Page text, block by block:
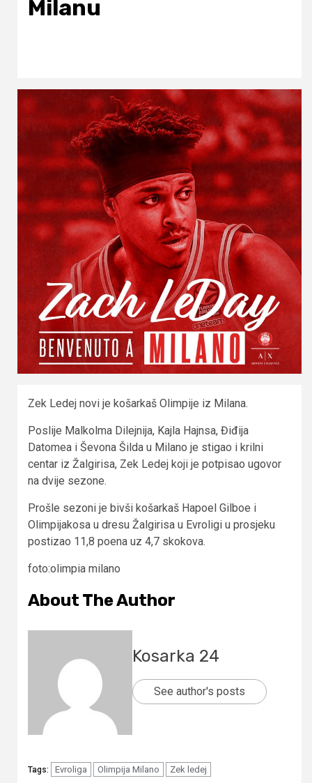
Milanu
Zek Ledej novi je košarkaš Olimpije iz Milana.
Poslije Malkolma Dilejnija, Kajla Hajnsa, Điđija
Datomea i Ševona Šilda u Milano je stigao i krilni
centar iz Žalgirisa, Zek Ledej koji je potpisao ugovor
na dvije sezone.
Prošle sezoni je bivši košarkaš Hapoel Gilboe i
Olimpijakosa u dresu Žalgirisa u Evroligi u prosjeku
postizao 11,8 poena uz 4,7 skokova.
foto:olimpia milano
About The Author
Kosarka 24
See author's posts
Tags: Evroliga Olimpija Milano Zek ledej